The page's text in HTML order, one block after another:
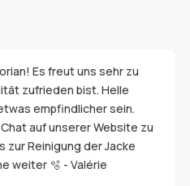
Es freut uns sehr zu
zufrieden bist. Helle
empfindlicher sein.
auf unserer Website zu
zur Reinigung der Jacke
weiter 🫧 - Valérie